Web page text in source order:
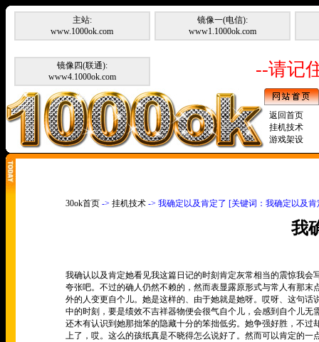
主站:
www.1000ok.com
镜像一(电信):
www1.1000ok.com
镜像四(联通):
www4.1000ok.com
--请记
返回首页
挂机技术
游戏架设
30ok首页 -> 挂机技术 -> 我确定以及肯定了 [关键词：我确定以及
我
我确认以及肯定她看见我这篇日记的时刻肯定灰常相当的震惊我
夸张吧。不过的确人仍然不赖的，然而表显露原形式与常人有那
外的人变更自个儿。她是这样的、由于她就是她呀。哎呀、这句
中的时刻，要是绩效不吉祥器物便会很气自个儿，会感到自个儿
还木有认识到她那拙笨的隐藏十分的笨拙低劣。她争强好胜，不
上了，哎。这么的孩纸真是不晓得怎么说好了。然而可以肯定的